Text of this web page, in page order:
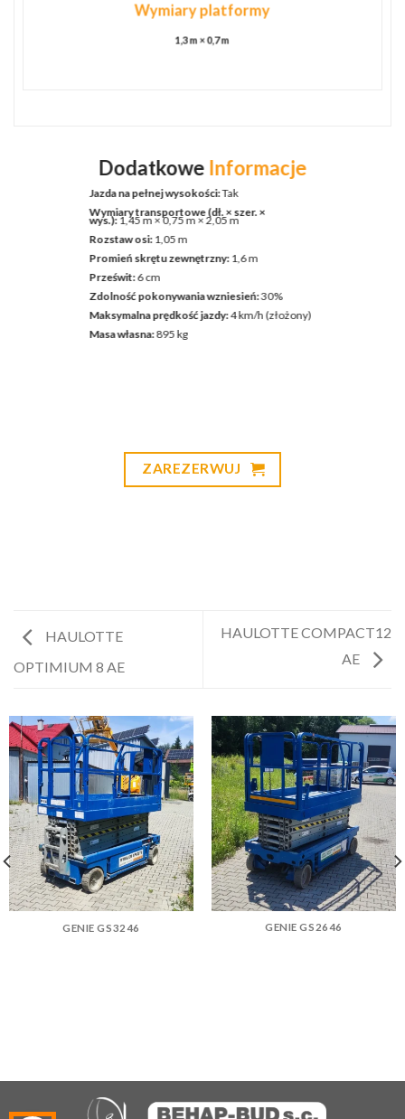
Wymiary platformy
1,3 m × 0,7 m
Dodatkowe Informacje
Jazda na pełnej wysokości:Tak
Wymiary transportowe (dł. × szer. ×
wys.):1,45 m × 0,75 m × 2,05 m
Rozstaw osi: 1,05 m
Promień skrętu zewnętrzny: 1,6 m
Prześwit:6cm
Zdolność pokonywania wzniesień:30%
Maksymalna prędkość jazdy:4km/h (złożony)
Masa własna:895 kg
ZAREZERWUJ
HAULOTTE
OPTIMIUM 8 AE
HAULOTTE COMPACT12
AE
GENIE GS3246 GENIE GS2646